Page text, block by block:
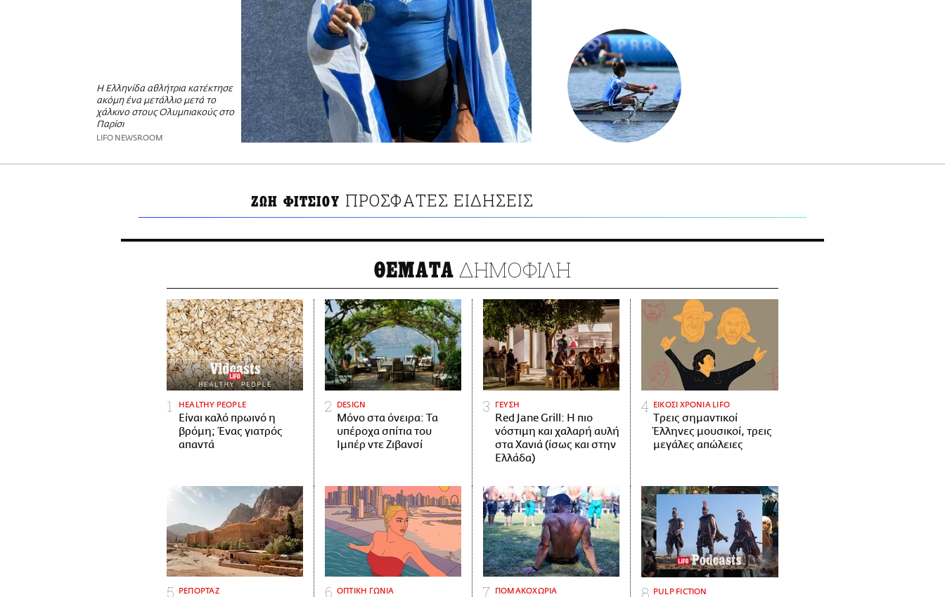
Η Ελληνίδα αθλήτρια κατέκτησε
ακόμη ένα μετάλλιο μετά το
χάλκινο στους Ολυμπιακούς στο
Παρίσι
LIFO NEWSROOM
ΖΩΗ ΦΙΤΣΙΟΥ ΠΡΟΣΦΑΤΕΣ ΕΙΔΗΣΕΙΣ
ΘΕΜΑΤΑ ΔΗΜΟΦΙΛΗ
HEALTHY PEOPLE
Είναι καλό πρωινό η
βρόμη; Ένας γιατρός
απαντά
DESIGN
Μόνο στα όνειρα: Τα
υπέροχα σπίτια του
Ιμπέρ ντε Ζιβανσί
ΓΕΥΣΗ
Red Jane Grill: Η πιο
νόστιμη και χαλαρή αυλή
στα Χανιά (ίσως και στην
Ελλάδα)
ΕΙΚΟΣΙ ΧΡΟΝΙΑ LIFO
Tρεις σημαντικοί
Έλληνες μουσικοί, τρεις
μεγάλες απώλειες
ΡΕΠΟΡΤΑΖ ΟΠΤΙΚΗ ΓΩΝΙΑ ΠΟΜΑΚΟΧΩΡΙΑ PULP FICTION